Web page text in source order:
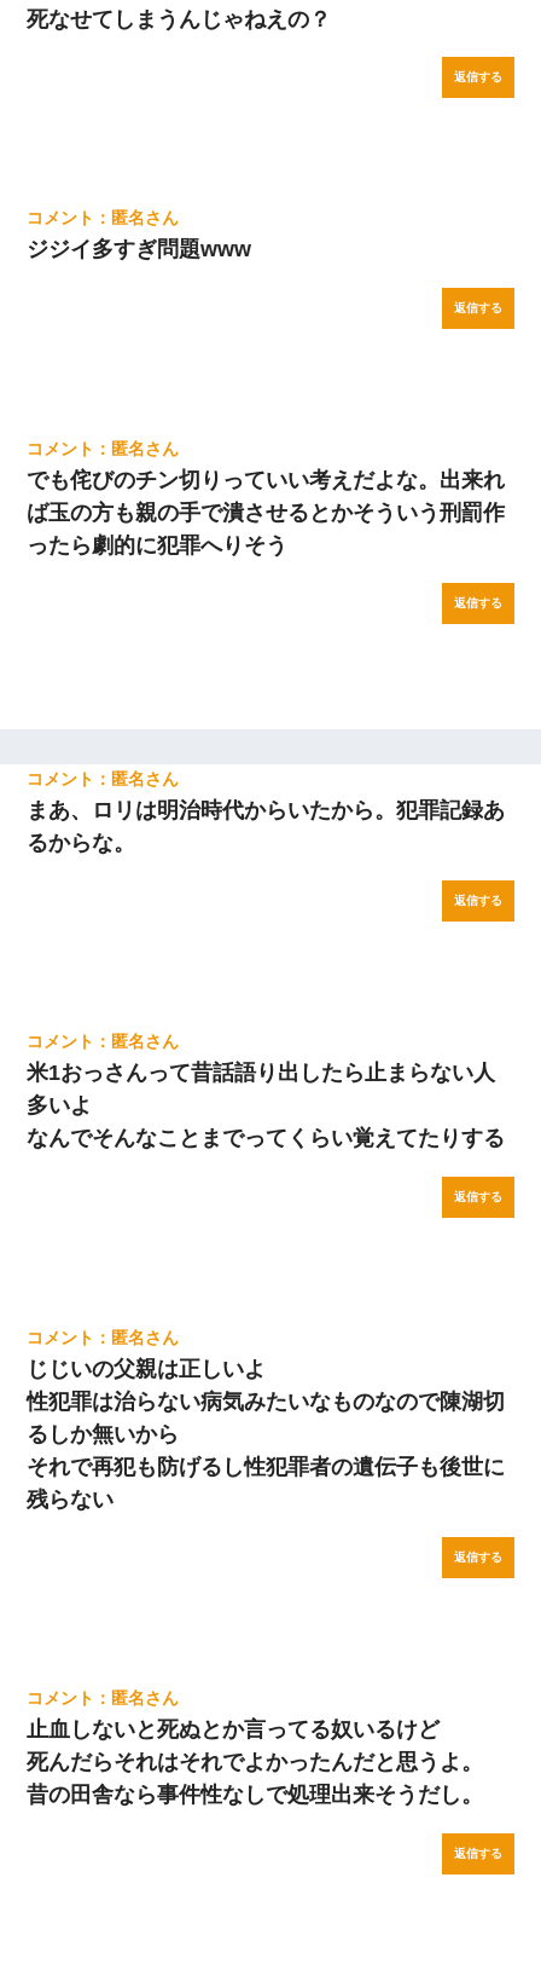
死なせてしまうんじゃねえの？
返信する
匿名
ジジイ多すぎ問題www
返信する
匿名
でも侘びのチン切りっていい考えだよな。出来れ
ば玉の方も親の手で潰させるとかそういう刑罰作
ったら劇的に犯罪へりそう
返信する
匿名
まあ、ロリは明治時代からいたから。犯罪記録あ
るからな。
返信する
匿名
米1おっさんって昔話語り出したら止まらない人
多いよ
なんでそんなことまでってくらい覚えてたりする
返信する
匿名
じじいの父親は正しいよ
性犯罪は治らない病気みたいなものなので陳湖切
るしか無いから
それで再犯も防げるし性犯罪者の遺伝子も後世に
残らない
返信する
匿名
止血しないと死ぬとか言ってる奴いるけど
死んだらそれはそれでよかったんだと思うよ。
昔の田舎なら事件性なしで処理出来そうだし。
返信する